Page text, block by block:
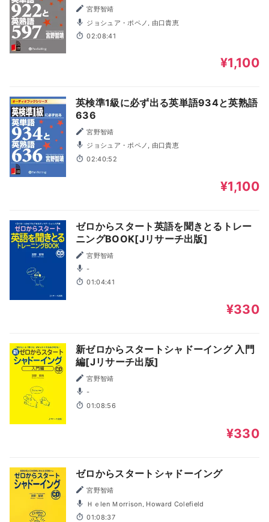
宮野智靖
ジョシュア・ポペノ, 由口貴恵
02:08:41
¥1,100
英検準1級に必ず出る英単語934と英熟語
636
宮野智靖
ジョシュア・ポペノ, 由口貴恵
02:40:52
¥1,100
ゼロからスタート英語を聞きとるトレー
ニングBOOK[Jリサーチ出版]
宮野智靖
-
01:04:41
¥330
新ゼロからスタートシャドーイング 入門
編[Jリサーチ出版]
宮野智靖
-
01:08:56
¥330
ゼロからスタートシャドーイング
宮野智靖
Ｈｅlen Ｍorrison, Howard Colefield
01:08:37